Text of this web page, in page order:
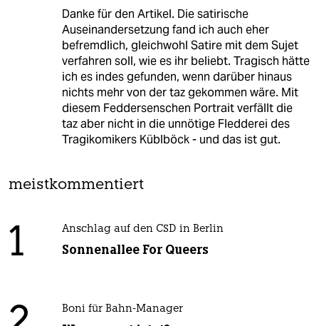
Danke für den Artikel. Die satirische
Auseinandersetzung fand ich auch eher
befremdlich, gleichwohl Satire mit dem Sujet
verfahren soll, wie es ihr beliebt. Tragisch hätte
ich es indes gefunden, wenn darüber hinaus
nichts mehr von der taz gekommen wäre. Mit
diesem Feddersenschen Portrait verfällt die
taz aber nicht in die unnötige Fledderei des
Tragikomikers Küblböck - und das ist gut.
meistkommentiert
1 Anschlag auf den CSD in Berlin
Sonnenallee For Queers
Boni für Bahn-Manager